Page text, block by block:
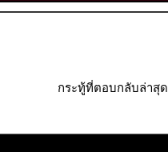
กระทู้ที่ตอบกลับล่าสุด